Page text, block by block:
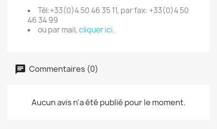
Tél:+33(0)4 50 46 35 11, par fax: +33(0)4 50
46 34 99
ou par mail,cliquer ici.
Commentaires (0)
Aucun avis n'a été publié pour le moment.